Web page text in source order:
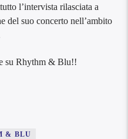
l’intervista rilasciata a
del suo concerto nell’ambito
su Rhythm & Blu!!
& BLU